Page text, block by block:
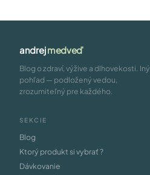
andrejmedveď
Blog o zdraví, výžive a dlhovekosti. Iný
pohľad — podložený vedou,
zrozumiteľný pre každého.
SEKCIE
Blog
Ktorý produkt si vybrať ?
Dávkovanie